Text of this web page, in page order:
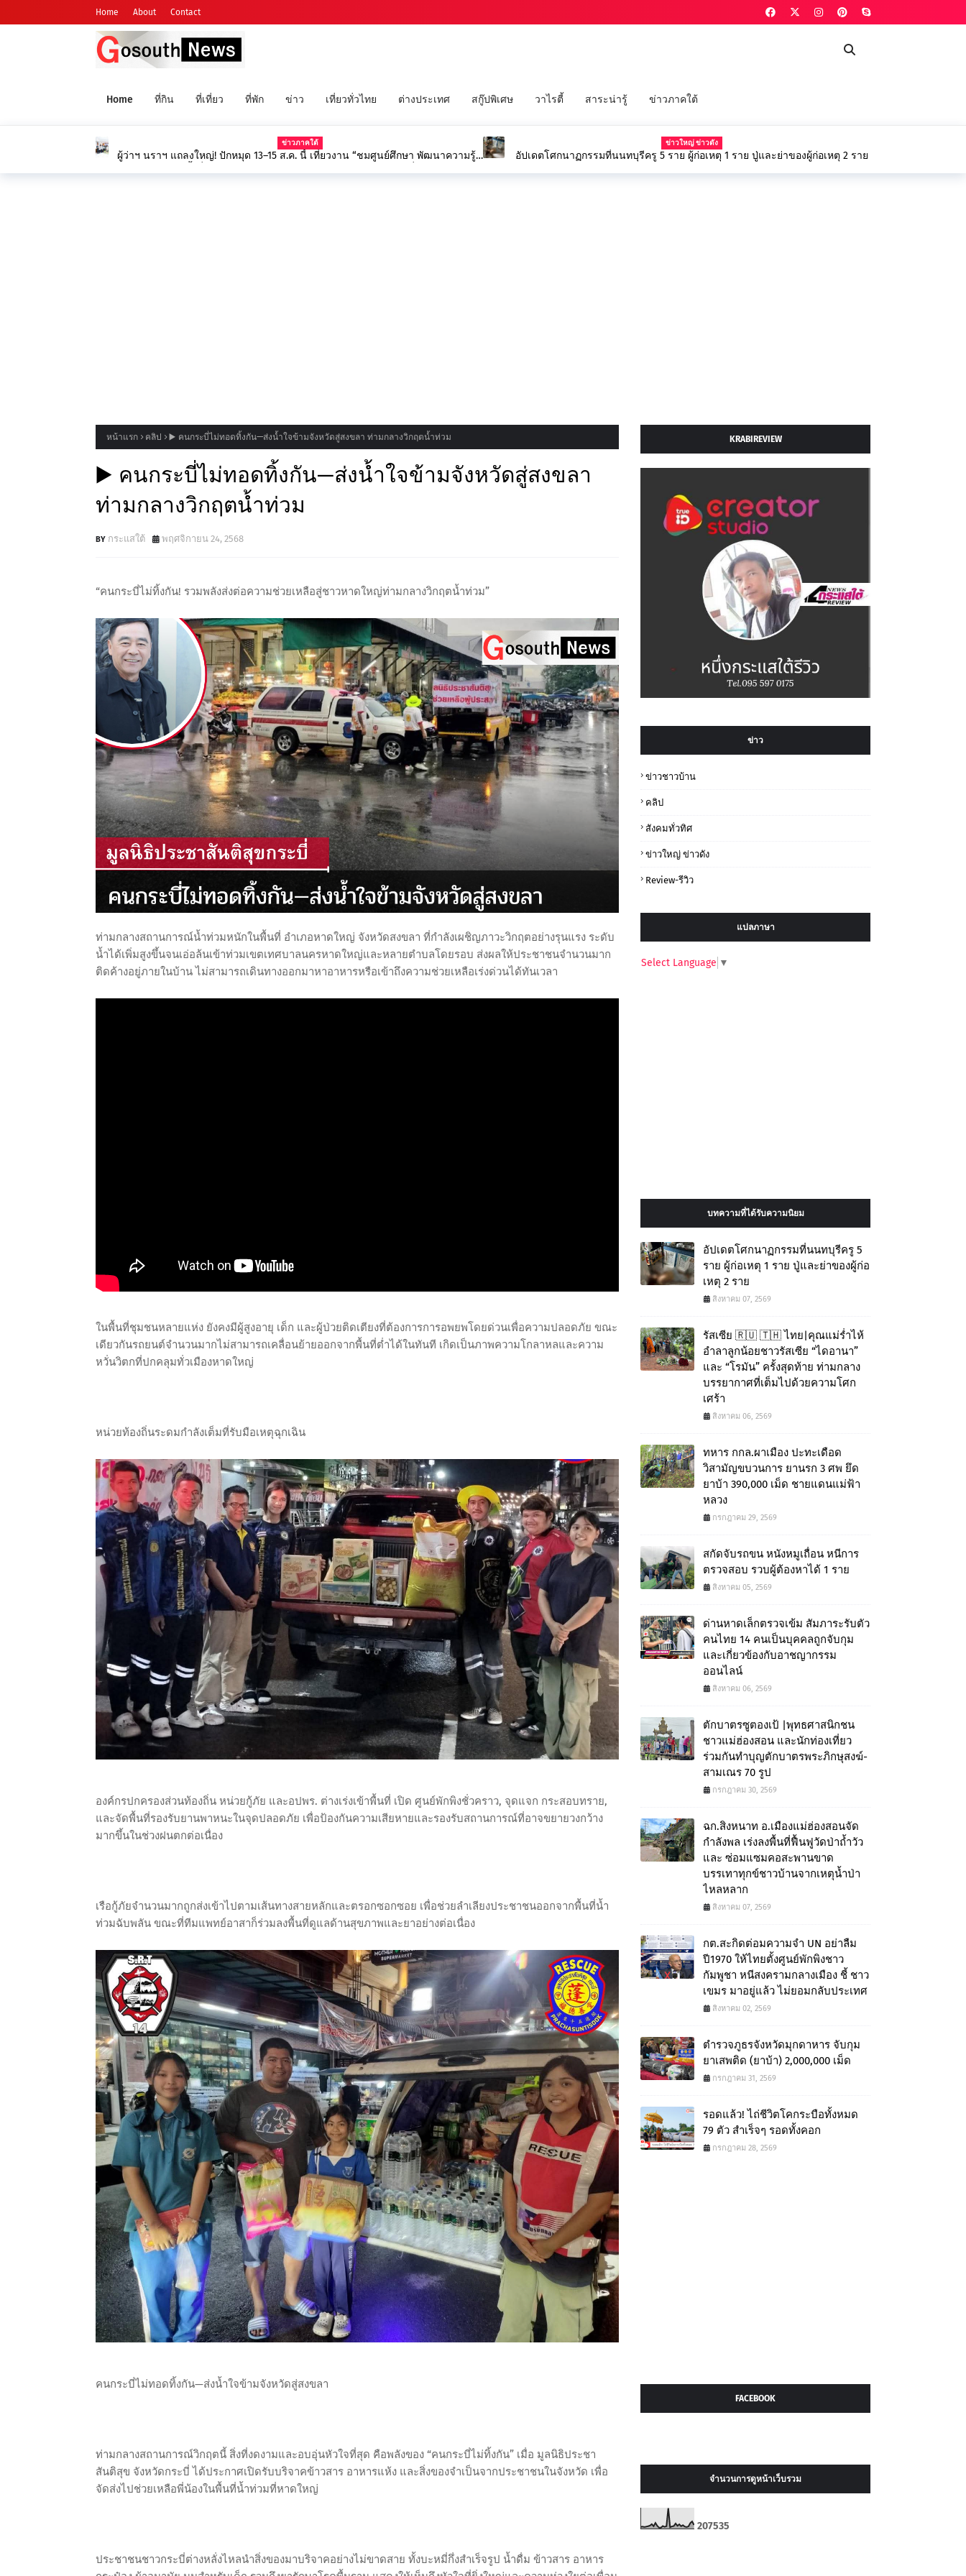
Home About Contact
Home ที่กิน ที่เที่ยว ที่พัก ข่าว เที่ยวทั่วไทย ต่างประเทศ สกู๊ปพิเศษ วาไรตี้ สาระน่ารู้ ข่าวภาคใต้
อัปเดตโศกนาฏกรรมที่นนทบุรีครู 5 ราย ผู้ก่อเหตุ 1 ราย ปู่และย่าของผู้ก่อเหตุ 2 ราย
ฉก.สิงหนาท อ.เมืองแม่ฮ่องสอนจัดกำลังพล เร่งลงพื้นที่ฟื้นฟูวัดป่าถ้ำวัว และ ซ่อมแซม
หน้าแรก คลิป ▶️ คนกระบี่ไม่ทอดทิ้งกัน—ส่งน้ำใจข้ามจังหวัดสู่สงขลา ท่ามกลางวิกฤตน้ำท่วม
▶️ คนกระบี่ไม่ทอดทิ้งกัน—ส่งน้ำใจข้ามจังหวัดสู่สงขลา
ท่ามกลางวิกฤตน้ำท่วม
กระแสใต้ พฤศจิกายน 24, 2568
“คนกระบี่ไม่ทิ้งกัน! รวมพลังส่งต่อความช่วยเหลือสู่ชาวหาดใหญ่ท่ามกลางวิกฤตน้ำท่วม”
ท่ามกลางสถานการณ์น้ำท่วมหนักในพื้นที่ อำเภอหาดใหญ่ จังหวัดสงขลา ที่กำลังเผชิญภาวะวิกฤตอย่างรุนแรง ระดับ
น้ำได้เพิ่มสูงขึ้นจนเอ่อล้นเข้าท่วมเขตเทศบาลนครหาดใหญ่และหลายตำบลโดยรอบ ส่งผลให้ประชาชนจำนวนมาก
ติดค้างอยู่ภายในบ้าน ไม่สามารถเดินทางออกมาหาอาหารหรือเข้าถึงความช่วยเหลือเร่งด่วนได้ทันเวลา
ในพื้นที่ชุมชนหลายแห่ง ยังคงมีผู้สูงอายุ เด็ก และผู้ป่วยติดเตียงที่ต้องการการอพยพโดยด่วนเพื่อความปลอดภัย ขณะ
เดียวกันรถยนต์จำนวนมากไม่สามารถเคลื่อนย้ายออกจากพื้นที่ต่ำได้ในทันที เกิดเป็นภาพความโกลาหลและความ
หวั่นวิตกที่ปกคลุมทั่วเมืองหาดใหญ่
หน่วยท้องถิ่นระดมกำลังเต็มที่รับมือเหตุฉุกเฉิน
องค์กรปกครองส่วนท้องถิ่น หน่วยกู้ภัย และอปพร. ต่างเร่งเข้าพื้นที่ เปิด ศูนย์พักพิงชั่วคราว, จุดแจก กระสอบทราย,
และจัดพื้นที่รองรับยานพาหนะในจุดปลอดภัย เพื่อป้องกันความเสียหายและรองรับสถานการณ์ที่อาจขยายวงกว้าง
มากขึ้นในช่วงฝนตกต่อเนื่อง
เรือกู้ภัยจำนวนมากถูกส่งเข้าไปตามเส้นทางสายหลักและตรอกซอกซอย เพื่อช่วยลำเลียงประชาชนออกจากพื้นที่น้ำ
ท่วมฉับพลัน ขณะที่ทีมแพทย์อาสาก็ร่วมลงพื้นที่ดูแลด้านสุขภาพและยาอย่างต่อเนื่อง
คนกระบี่ไม่ทอดทิ้งกัน—ส่งน้ำใจข้ามจังหวัดสู่สงขลา
ท่ามกลางสถานการณ์วิกฤตนี้ สิ่งที่งดงามและอบอุ่นหัวใจที่สุด คือพลังของ “คนกระบี่ไม่ทิ้งกัน” เมื่อ มูลนิธิประชา
สันติสุข จังหวัดกระบี่ ได้ประกาศเปิดรับบริจาคข้าวสาร อาหารแห้ง และสิ่งของจำเป็นจากประชาชนในจังหวัด เพื่อ
จัดส่งไปช่วยเหลือพี่น้องในพื้นที่น้ำท่วมที่หาดใหญ่
ประชาชนชาวกระบี่ต่างหลั่งไหลนำสิ่งของมาบริจาคอย่างไม่ขาดสาย ทั้งบะหมี่กึ่งสำเร็จรูป น้ำดื่ม ข้าวสาร อาหาร
KRABIREVIEW
ข่าว
ข่าวชาวบ้าน
คลิป
สังคมทั่วทิศ
ข่าวใหญ่ ข่าวดัง
Review-รีวิว
แปลภาษา
Select Language ▼
บทความที่ได้รับความนิยม
อัปเดตโศกนาฏกรรมที่นนทบุรีครู 5
ราย ผู้ก่อเหตุ 1 ราย ปู่และย่าของผู้ก่อ
เหตุ 2 ราย
สิงหาคม 07, 2569
รัสเซีย 🇷🇺 🇹🇭 ไทย|คุณแม่ร่ำไห้
อำลาลูกน้อยชาวรัสเซีย “ไดอานา”
และ “โรมัน” ครั้งสุดท้าย ท่ามกลาง
บรรยากาศที่เต็มไปด้วยความโศก
เศร้า
สิงหาคม 06, 2569
ทหาร กกล.ผาเมือง ปะทะเดือด
วิสามัญขบวนการ ยานรก 3 ศพ ยึด
ยาบ้า 390,000 เม็ด ชายแดนแม่ฟ้า
หลวง
กรกฎาคม 29, 2569
สกัดจับรถขน หนังหมูเถื่อน หนีการ
ตรวจสอบ รวบผู้ต้องหาได้ 1 ราย
สิงหาคม 05, 2569
ด่านหาดเล็กตรวจเข้ม สัมภาระรับตัว
คนไทย 14 คนเป็นบุคคลถูกจับกุม
และเกี่ยวข้องกับอาชญากรรม
ออนไลน์
สิงหาคม 06, 2569
ตักบาตรซูตองเป้ |พุทธศาสนิกชน
ชาวแม่ฮ่องสอน และนักท่องเที่ยว
ร่วมกันทำบุญตักบาตรพระภิกษุสงฆ์-
สามเณร 70 รูป
กรกฎาคม 30, 2569
ฉก.สิงหนาท อ.เมืองแม่ฮ่องสอนจัด
กำลังพล เร่งลงพื้นที่ฟื้นฟูวัดป่าถ้ำวัว
และ ซ่อมแซมคอสะพานขาด
บรรเทาทุกข์ชาวบ้านจากเหตุน้ำป่า
ไหลหลาก
สิงหาคม 07, 2569
กต.สะกิดต่อมความจำ UN อย่าลืม
ปี1970 ให้ไทยตั้งศูนย์พักพิงชาว
กัมพูชา หนีสงครามกลางเมือง ชี้ ชาว
เขมร มาอยู่แล้ว ไม่ยอมกลับประเทศ
สิงหาคม 02, 2569
ตำรวจภูธรจังหวัดมุกดาหาร จับกุม
ยาเสพติด (ยาบ้า) 2,000,000 เม็ด
กรกฎาคม 31, 2569
รอดแล้ว! ไถ่ชีวิตโคกระบือทั้งหมด
79 ตัว สำเร็จๆ รอดทั้งคอก
กรกฎาคม 28, 2569
FACEBOOK
จำนวนการดูหน้าเว็บรวม
207535